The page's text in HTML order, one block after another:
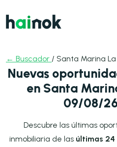
← Buscador / Santa Marina La
Nuevas
en Santa
09/08/
Descubre las últimas
inmobiliaria de las últimas 24